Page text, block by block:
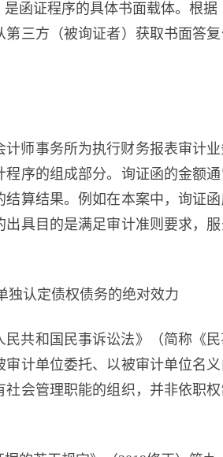
函证程序的具体书面载体。根
第三方（被询证者）获取书面答
师事务所为执行财务报表审计
序的组成部分。询证函的金额
算结果。例如在本案中，询证
具目的是满足审计准则要求，
独认定债权债务的绝对效力
共和国民事诉讼法》（简称《
计单位委托、以被审计单位名
会管理职能的组织，并非依职